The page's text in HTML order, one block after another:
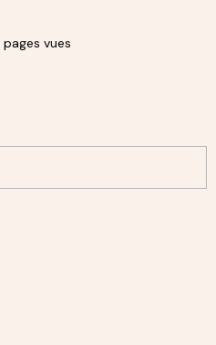
pages vues